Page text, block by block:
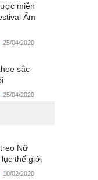
miễn
Ẩm
25/04/2020
sắc
25/04/2020
24/04/2020
quê
Nữ
thế giới
10/02/2020